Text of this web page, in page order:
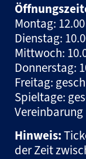
Montag:
Dienstag:
Mittwoch:
Donnerstag:
Freitag:
Spieltage:
Vereinbarung
Hinweis:
der Zeit